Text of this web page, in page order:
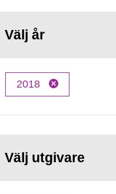
Välj år
2018
Välj utgivare